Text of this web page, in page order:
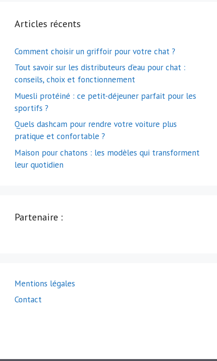
Articles récents
Comment choisir un griffoir pour votre chat ?
Tout savoir sur les distributeurs d’eau pour chat :
conseils, choix et fonctionnement
Muesli protéiné : ce petit-déjeuner parfait pour les
sportifs ?
Quels dashcam pour rendre votre voiture plus
pratique et confortable ?
Maison pour chatons : les modèles qui transforment
leur quotidien
Partenaire :
Mentions légales
Contact